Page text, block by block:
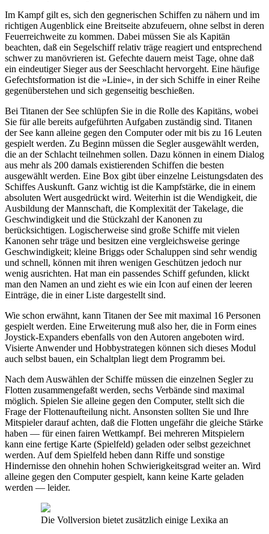
Im Kampf gilt es, sich den gegnerischen Schiffen zu nähern und im
richtigen Augenblick eine Breitseite abzufeuern, ohne selbst in deren
Feuerreichweite zu kommen. Dabei müssen Sie als Kapitän
beachten, daß ein Segelschiff relativ träge reagiert und entsprechend
schwer zu manövrieren ist. Gefechte dauern meist Tage, ohne daß
ein eindeutiger Sieger aus der Seeschlacht hervorgeht. Eine häufige
Gefechtsformation ist die »Linie«, in der sich Schiffe in einer Reihe
gegenüberstehen und sich gegenseitig beschießen.
Bei Titanen der See schlüpfen Sie in die Rolle des Kapitäns, wobei
Sie für alle bereits aufgeführten Aufgaben zuständig sind. Titanen
der See kann alleine gegen den Computer oder mit bis zu 16 Leuten
gespielt werden. Zu Beginn müssen die Segler ausgewählt werden,
die an der Schlacht teilnehmen sollen. Dazu können in einem Dialog
aus mehr als 200 damals existierenden Schiffen die besten
ausgewählt werden. Eine Box gibt über einzelne Leistungsdaten des
Schiffes Auskunft. Ganz wichtig ist die Kampfstärke, die in einem
absoluten Wert ausgedrückt wird. Weiterhin ist die Wendigkeit, die
Ausbildung der Mannschaft, die Komplexität der Takelage, die
Geschwindigkeit und die Stückzahl der Kanonen zu
berücksichtigen. Logischerweise sind große Schiffe mit vielen
Kanonen sehr träge und besitzen eine vergleichsweise geringe
Geschwindigkeit; kleine Briggs oder Schaluppen sind sehr wendig
und schnell, können mit ihren wenigen Geschützen jedoch nur
wenig ausrichten. Hat man ein passendes Schiff gefunden, klickt
man den Namen an und zieht es wie ein Icon auf einen der leeren
Einträge, die in einer Liste dargestellt sind.
Wie schon erwähnt, kann Titanen der See mit maximal 16 Personen
gespielt werden. Eine Erweiterung muß also her, die in Form eines
Joystick-Expanders ebenfalls von den Autoren angeboten wird.
Visierte Anwender und Hobbystrategen können sich dieses Modul
auch selbst bauen, ein Schaltplan liegt dem Programm bei.
Nach dem Auswählen der Schiffe müssen die einzelnen Segler zu
Flotten zusammengefaßt werden, sechs Verbände sind maximal
möglich. Spielen Sie alleine gegen den Computer, stellt sich die
Frage der Flottenaufteilung nicht. Ansonsten sollten Sie und Ihre
Mitspieler darauf achten, daß die Flotten ungefähr die gleiche Stärke
haben — für einen fairen Wettkampf. Bei mehreren Mitspielern
kann eine fertige Karte (Spielfeld) geladen oder selbst gezeichnet
werden. Auf dem Spielfeld heben dann Riffe und sonstige
Hindernisse den ohnehin hohen Schwierigkeitsgrad weiter an. Wird
alleine gegen den Computer gespielt, kann keine Karte geladen
werden — leider.
Die Vollversion bietet zusätzlich einige Lexika an